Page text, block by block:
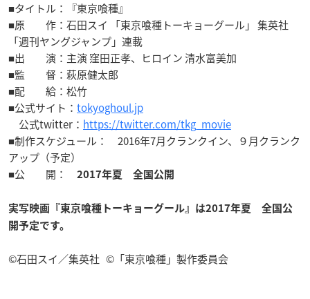
■タイトル：『東京喰種』
■原 作：石田スイ 「東京喰種トーキョーグール」 集英社
「週刊ヤングジャンプ」連載
■出 演：主演 窪田正孝、ヒロイン 清水富美加
■監 督：萩原健太郎
■配 給：松竹
■公式サイト： tokyoghoul.jp
公式twitter： https://twitter.com/tkg_movie
■制作スケジュール： 2016年7月クランクイン、９月クランク
アップ（予定）
■公 開：
2017年夏 全国公開
実写映画『東京喰種トーキョーグール』は2017年夏 全国公
開予定です。
©石田スイ／集英社 ©「東京喰種」製作委員会